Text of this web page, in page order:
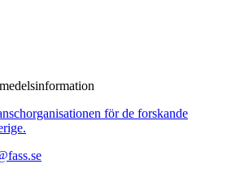
för de forskande